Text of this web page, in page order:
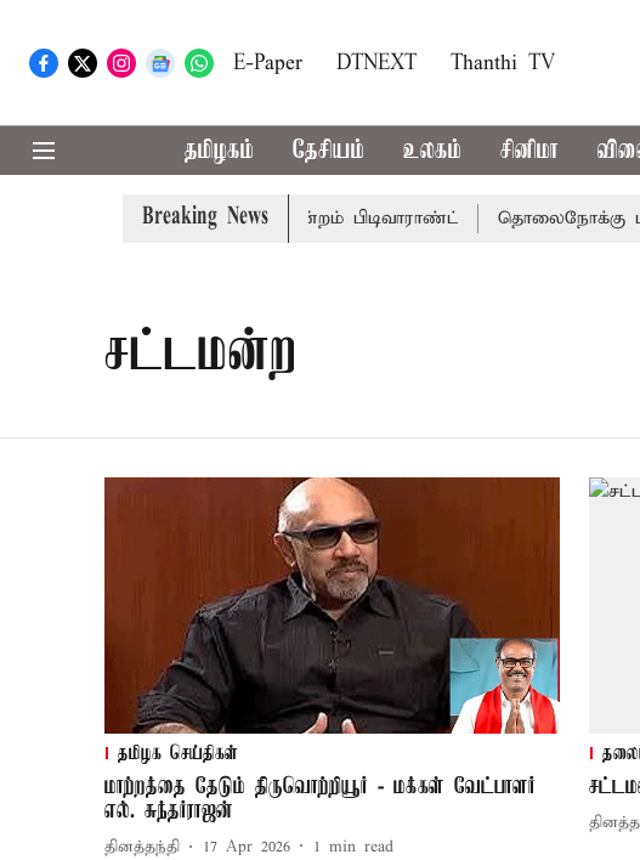
E-Paper DTNEXT Thanthi TV
தமிழகம் தேசியம் உலகம் சினிமா
Breaking News
சென்னை நீதிமன்றம் பிடிவாராண்ட் தொலைநோக்கு
சட்டமன்ற
தமிழக செய்திகள்
மாற்றத்தை தேடும் திருவொற்றியூர் - மக்கள் வேட்பாளர்
எல். சுந்தர்ராஜன்
தினத்தந்தி 17 Apr 2026 1 min read